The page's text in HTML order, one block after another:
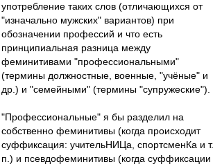
употребление таких слов (отличающихся от
"изначально мужских" вариантов) при
обозначении профессий и что есть
принципиальная разница между
феминитивами "профессиональными"
(термины должностные, военные, "учёные" и
др.) и "семейными" (термины "супружеские").
"Профессиональные" я бы разделил на
собственно феминитивы (когда происходит
суффиксация: учительНИЦа, спортсменКа и т.
п.) и псевдофеминитивы (когда суффиксации